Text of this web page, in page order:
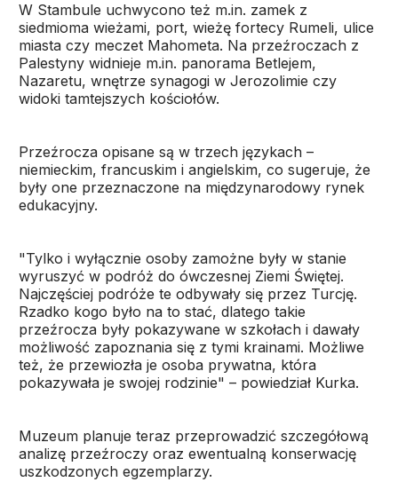
W Stambule uchwycono też m.in. zamek z
siedmioma wieżami, port, wieżę fortecy Rumeli, ulice
miasta czy meczet Mahometa. Na przeźroczach z
Palestyny widnieje m.in. panorama Betlejem,
Nazaretu, wnętrze synagogi w Jerozolimie czy
widoki tamtejszych kościołów.
Przeźrocza opisane są w trzech językach –
niemieckim, francuskim i angielskim, co sugeruje, że
były one przeznaczone na międzynarodowy rynek
edukacyjny.
"Tylko i wyłącznie osoby zamożne były w stanie
wyruszyć w podróż do ówczesnej Ziemi Świętej.
Najczęściej podróże te odbywały się przez Turcję.
Rzadko kogo było na to stać, dlatego takie
przeźrocza były pokazywane w szkołach i dawały
możliwość zapoznania się z tymi krainami. Możliwe
też, że przewiozła je osoba prywatna, która
pokazywała je swojej rodzinie" – powiedział Kurka.
Muzeum planuje teraz przeprowadzić szczegółową
analizę przeźroczy oraz ewentualną konserwację
uszkodzonych egzemplarzy.